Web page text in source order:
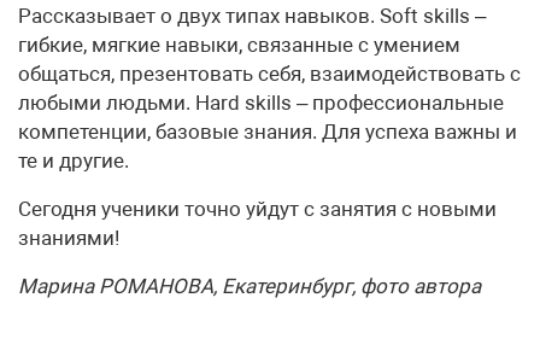
Рассказывает о двух типах навыков. Soft skills –
гибкие, мягкие навыки, связанные с умением
общаться, презентовать себя, взаимодействовать с
любыми людьми. Hard skills – профессиональные
компетенции, базовые знания. Для успеха важны и
те и другие.
Сегодня ученики точно уйдут с занятия с новыми
знаниями!
Марина РОМАНОВА, Екатеринбург, фото автора